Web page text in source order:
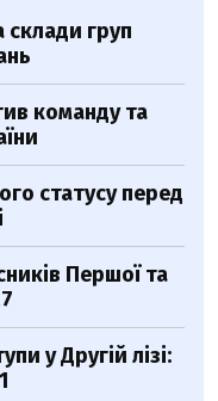
груп
команду та
статусу перед
Першої та
у Другій лізі: